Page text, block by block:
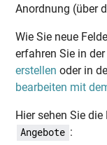
Anordnung (über
Wie Sie neue
erfahren Sie in
erstellen oder in
bearbeiten mit
Hier sehen Sie
Angebote :